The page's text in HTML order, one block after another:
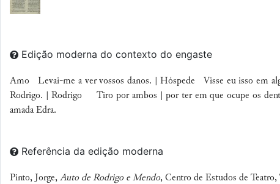
Edição moderna do contexto do engaste
Amo Levai-me a ver vossos danos. | Hóspede Visse eu isso em
Rodrigo. | Rodrigo Tiro por ambos | por ter em que ocupe os
amada Edra.
Referência da edição moderna
Pinto, Jorge, Auto de Rodrigo e Mendo, Centro de Estudos de